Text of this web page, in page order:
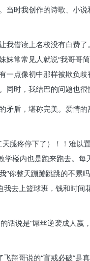
当时我创作的诗歌、小
我借读上名校没有白费
常常见人就说“我哥哥
一点像初中那样被欺负歧
时，我结巴的问题也很
盾，堪称完美。爱情的
腿疼停下了）！！难以
楼内也是跑来跑去。每
你整天蹦蹦跳跳的不累
去上篮球班，钱和时间
话说是“屌丝逆袭成人赢
翔哥说的“盲戒必破”是真